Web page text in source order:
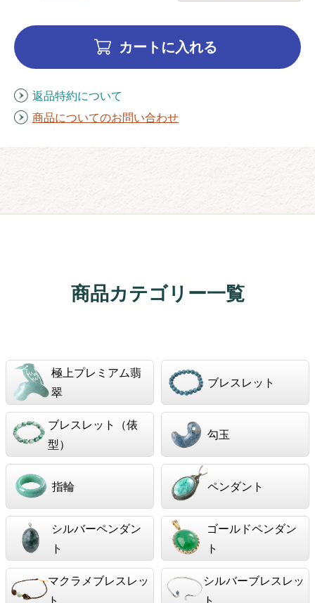
カートに入れる
返品特約について
商品についてのお問い合わせ
商品カテゴリー一覧
極上プレミアム翡
翠
ブレスレット
ブレスレット（俵
型）
勾玉
指輪 ペンダント
シルバーペンダン
ト
ゴールドペンダン
ト
マクラメブレスレッ
ト
シルバーブレスレッ
ト